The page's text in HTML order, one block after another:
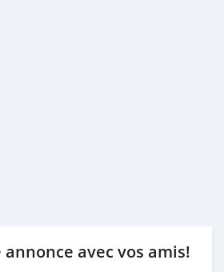
avec vos amis!